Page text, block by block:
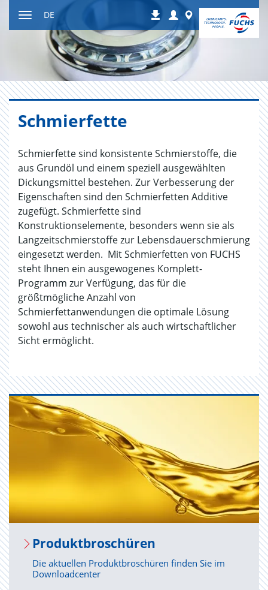
Inhalt Navigation
ausblenden
Downloads
Login Worldwide
DE
Schmier­fet­te
Schmierfette sind konsistente Schmierstoffe, die
aus Grundöl und einem speziell ausgewählten
Dickungsmittel bestehen. Zur Verbesserung der
Eigenschaften sind den Schmierfetten Additive
zugefügt. Schmierfette sind
Konstruktionselemente, besonders wenn sie als
Langzeitschmierstoffe zur Lebensdauerschmierung
eingesetzt werden. Mit Schmierfetten von FUCHS
steht Ihnen ein ausgewogenes Komplett-
Programm zur Verfügung, das für die
größtmögliche Anzahl von
Schmierfettanwendungen die optimale Lösung
sowohl aus technischer als auch wirtschaftlicher
Sicht ermöglicht.
Pro­dukt­bro­schü­ren
Die aktuellen Produktbroschüren finden Sie im
Downloadcenter